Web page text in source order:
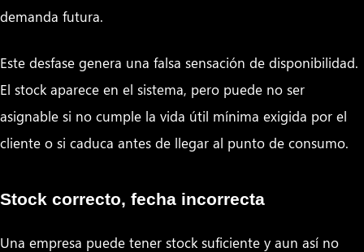
demanda futura.
Este desfase genera una falsa sensación de disponibilidad.
El stock aparece en el sistema, pero puede no ser
asignable si no cumple la vida útil mínima exigida por el
cliente o si caduca antes de llegar al punto de consumo.
Stock correcto, fecha incorrecta
Una empresa puede tener stock suficiente y aun así no